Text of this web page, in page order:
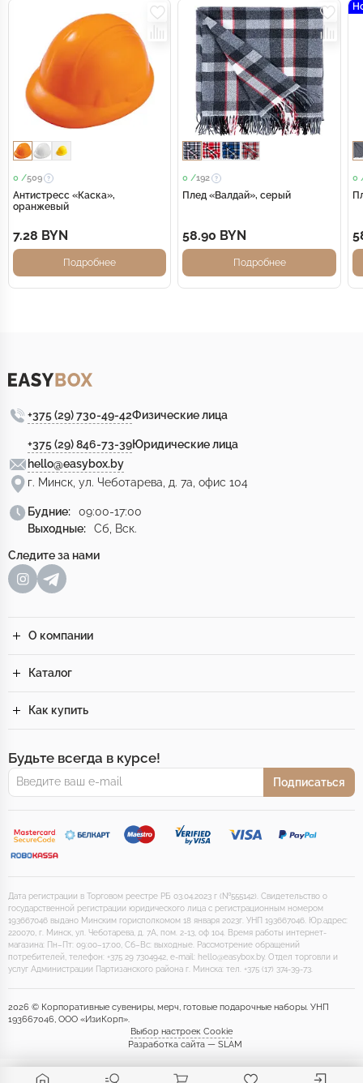
0 /509
Антистресс «Каска»,
оранжевый
7.28 BYN
Подробнее
0 /192
Плед «Валдай», серый
58.90 BYN
Подробнее
0
+375 (29) 730-49-42Физические лица
+375 (29) 846-73-39Юридические лица
hello@easybox.by
г. Минск, ул. Чеботарева, д. 7а, офис 104
Будние:
09:00-17:00
Выходные:
Сб, Вск.
Следите за нами
О компании
Каталог
Как купить
Будьте всегда в курсе!
Подписаться
Дата регистрации в Торговом реестре РБ 03.04.2023 г (№555142). Свидетельство о
государственной регистрации юридического лица с регистрационным номером
193667046 выдано Минским горисполкомом 18 января 2023г. УНП 193667046. Юр.адрес:
220070, г. Минск, ул. Чеботарева, д. 7А, пом. 2-13, оф 104. Время работы интернет-
магазина: Пн–Пт: 09:00–17:00, Сб–Вс: выходные. Рассмотрение обращений
потребителей, телефон: +375 29 7304942, e-mail: hello@easybox.by. Отдел торговли и
услуг Администрации Партизанского района г. Минска: тел. +375 (17) 374-39-73.
2026 © Корпоративные сувениры, мерч, готовые подарочные наборы. УНП
193667046, ООО «ИзиКорп».
Выбор настроек Cookie
Разработка сайта — SLAM